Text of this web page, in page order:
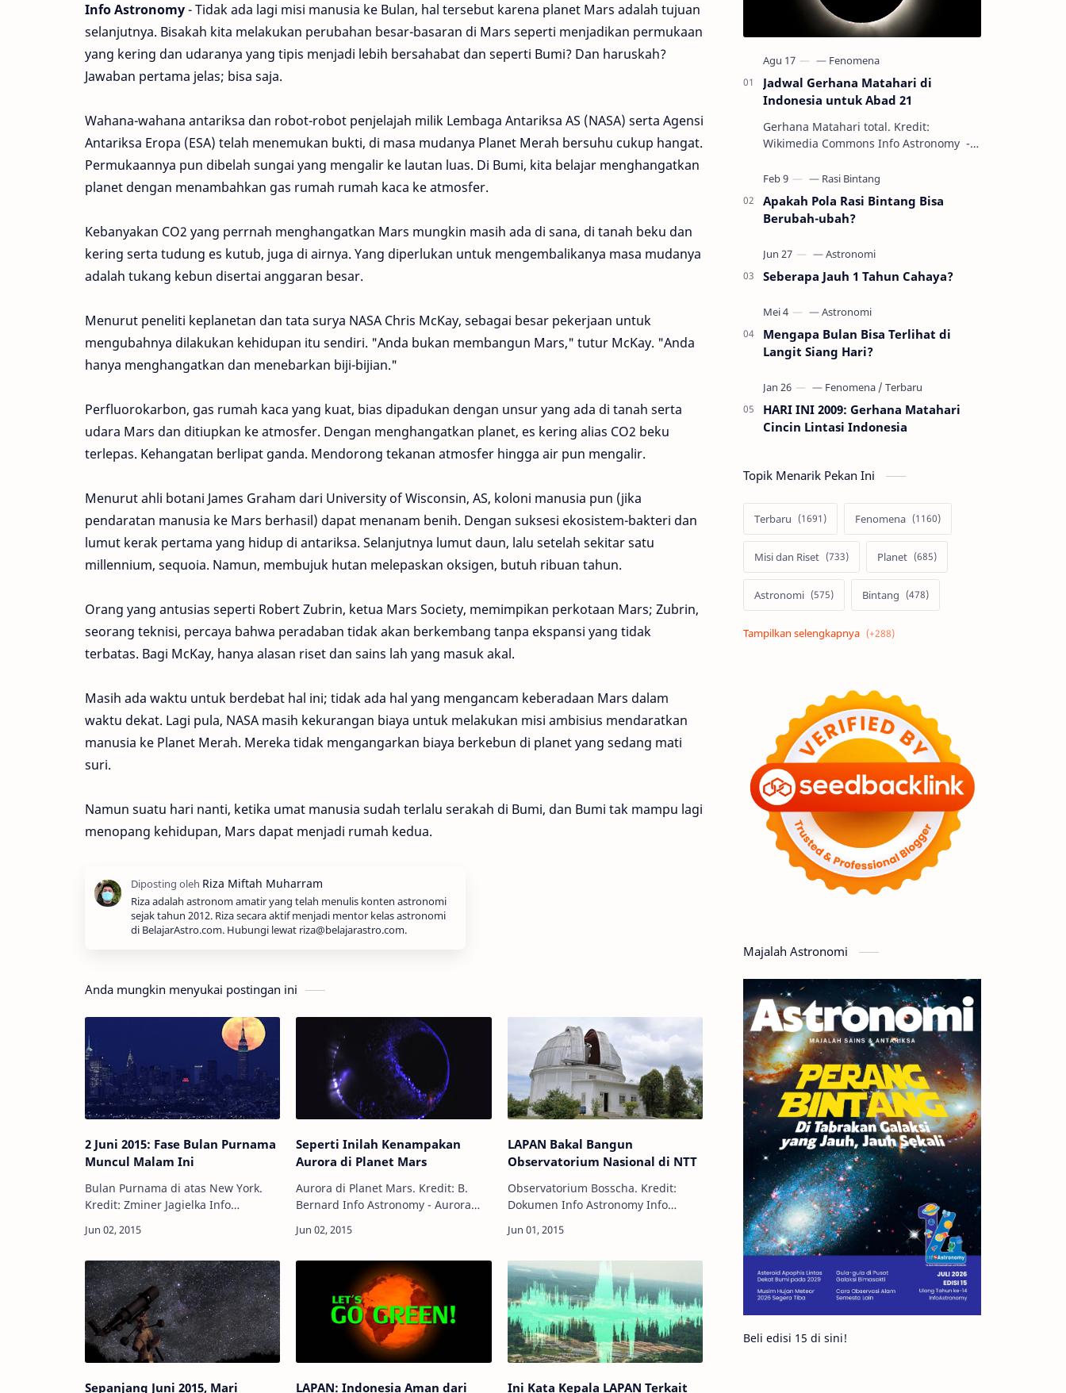
Info Astronomy- Tidak ada lagi misi manusia ke Bulan, hal tersebut karena planet Mars adalah tujuan
selanjutnya. Bisakah kita melakukan perubahan besar-basaran di Mars seperti menjadikan permukaan
yang kering dan udaranya yang tipis menjadi lebih bersahabat dan seperti Bumi? Dan haruskah?
Jawaban pertama jelas; bisa saja.
Wahana-wahana antariksa dan robot-robot penjelajah milik Lembaga Antariksa AS (NASA) serta Agensi
Antariksa Eropa (ESA) telah menemukan bukti, di masa mudanya Planet Merah bersuhu cukup hangat.
Permukaannya pun dibelah sungai yang mengalir ke lautan luas. Di Bumi, kita belajar menghangatkan
planet dengan menambahkan gas rumah rumah kaca ke atmosfer.
Kebanyakan CO2 yang perrnah menghangatkan Mars mungkin masih ada di sana, di tanah beku dan
kering serta tudung es kutub, juga di airnya. Yang diperlukan untuk mengembalikanya masa mudanya
adalah tukang kebun disertai anggaran besar.
Menurut peneliti keplanetan dan tata surya NASA Chris McKay, sebagai besar pekerjaan untuk
mengubahnya dilakukan kehidupan itu sendiri. "Anda bukan membangun Mars," tutur McKay. "Anda
hanya menghangatkan dan menebarkan biji-bijian."
Perfluorokarbon, gas rumah kaca yang kuat, bias dipadukan dengan unsur yang ada di tanah serta
udara Mars dan ditiupkan ke atmosfer. Dengan menghangatkan planet, es kering alias CO2 beku
terlepas. Kehangatan berlipat ganda. Mendorong tekanan atmosfer hingga air pun mengalir.
Menurut ahli botani James Graham dari University of Wisconsin, AS, koloni manusia pun (jika
pendaratan manusia ke Mars berhasil) dapat menanam benih. Dengan suksesi ekosistem-bakteri dan
lumut kerak pertama yang hidup di antariksa. Selanjutnya lumut daun, lalu setelah sekitar satu
millennium, sequoia. Namun, membujuk hutan melepaskan oksigen, butuh ribuan tahun.
Orang yang antusias seperti Robert Zubrin, ketua Mars Society, memimpikan perkotaan Mars; Zubrin,
seorang teknisi, percaya bahwa peradaban tidak akan berkembang tanpa ekspansi yang tidak
terbatas. Bagi McKay, hanya alasan riset dan sains lah yang masuk akal.
Masih ada waktu untuk berdebat hal ini; tidak ada hal yang mengancam keberadaan Mars dalam
waktu dekat. Lagi pula, NASA masih kekurangan biaya untuk melakukan misi ambisius mendaratkan
manusia ke Planet Merah. Mereka tidak mengangarkan biaya berkebun di planet yang sedang mati
suri.
Namun suatu hari nanti, ketika umat manusia sudah terlalu serakah di Bumi, dan Bumi tak mampu lagi
menopang kehidupan, Mars dapat menjadi rumah kedua.
Riza adalah astronom amatir yang telah menulis konten astronomi
sejak tahun 2012. Riza secara aktif menjadi mentor kelas astronomi
di BelajarAstro.com. Hubungi lewat riza@belajarastro.com.
Anda mungkin menyukai postingan ini
2 Juni 2015: Fase Bulan Purnama
Muncul Malam Ini
Bulan Purnama di atas New York.
Kredit: Zminer Jagielka Info
fase penuh (Bulan Purnama/Full
WIB. Bulan bi…
Seperti Inilah Kenampakan
Aurora di Planet Mars
Aurora di Planet Mars. Kredit: B.
Bernard Info Astronomy - Aurora
Astronot yang nantinya didaratkan
aurora di la…
LAPAN Bakal Bangun
Observatorium Nasional di NTT
Observatorium Bosscha. Kredit:
Dokumen Info Astronomy Info
membangun teropong bintang
(NTT). Rencana tersebut di…
Sepanjang Juni 2015, Mari
LAPAN: Indonesia Aman dari
Ini Kata Kepala LAPAN Terkait
Jadwal Gerhana Matahari di
Indonesia untuk Abad 21
Gerhana Matahari total. Kredit:
Wikimedia Commons Info Astronomy -
gerhana Matahari akan terjadi sebanyak
22…
Apakah Pola Rasi Bintang Bisa
Berubah-ubah?
Seberapa Jauh 1 Tahun Cahaya?
Mengapa Bulan Bisa Terlihat di
Langit Siang Hari?
HARI INI 2009: Gerhana Matahari
Cincin Lintasi Indonesia
Topik Menarik Pekan Ini
Terbaru Fenomena
Misi dan Riset Planet
Astronomi Bintang
Alam semesta Galaksi
Tata Surya
Hype Astronot
Asteroid Observasi
Premium Komet
Penelitian
Satelit
Aurora Supernova
Nebula Sponsored
Matahari Mars
Planet Katai Featured
GMT 2016 History
Hoax Bima Sakti
Meteor Gerhana
Komet ISON Jupiter
Planet Kerdil Bumi
Pengetahuan Berita
Majalah Astronomi
Beli edisi 15 di sini!